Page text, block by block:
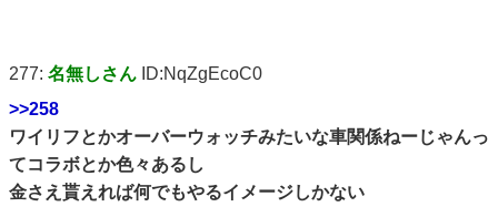
277: 名無しさん ID:NqZgEcoC0
>>258
ワイリフとかオーバーウォッチみたいな車関係ねーじゃんっ
てコラボとか色々あるし
金さえ貰えれば何でもやるイメージしかない